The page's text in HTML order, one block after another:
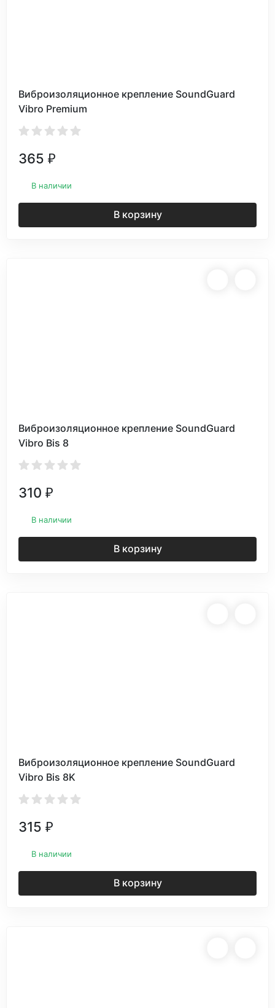
Виброизоляционное крепление SoundGuard
Vibro Premium
365 ₽
В наличии
В корзину
Виброизоляционное крепление SoundGuard
Vibro Bis 8
310 ₽
В наличии
В корзину
Виброизоляционное крепление SoundGuard
Vibro Bis 8K
315 ₽
В наличии
В корзину